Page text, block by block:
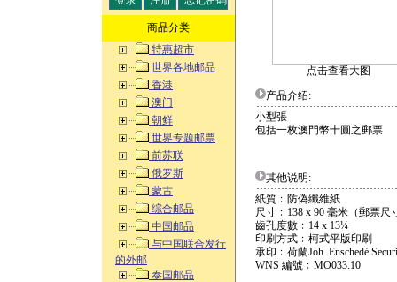
商品分类
特惠超市
世界各地邮品
香港
澳门
朝鲜
世界专题邮票
前苏联
俄罗斯
蒙古
综合邮品
中国邮品
与中国联合发行
的外邮
泰国邮品
点击查看大图
产品介绍:
小型張
包括一枚澳門幣十圓之郵票
其他说明:
紙質﹕防偽纖維紙
尺寸﹕138 x 90 毫米（郵票尺
齒孔度數﹕14 x 13¼
印刷方式﹕柯式平版印刷
承印﹕荷蘭Joh. Enschedé
WNS 編號﹕MO033.10